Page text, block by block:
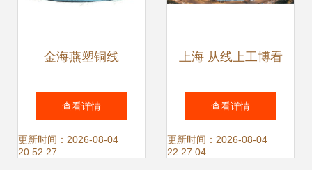
金海燕塑铜线
BV2.5（蓝色）95
米深度评测 居家装
查看详情
更新时间：2026-08-04
20:52:27
上海 从线上工博看
5G应用第一城——
电线电缆技术开发
查看详情
更新时间：2026-08-04
22:27:04